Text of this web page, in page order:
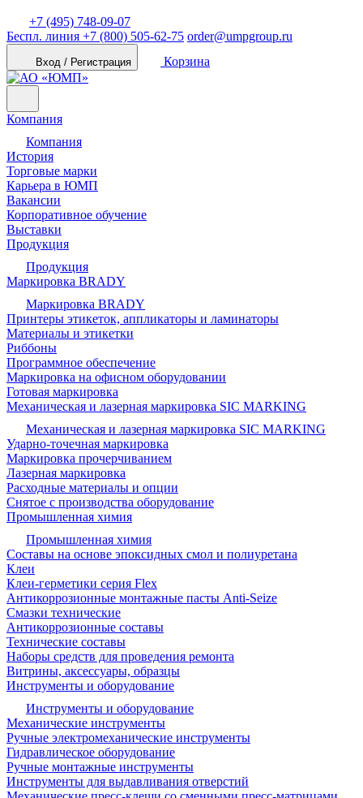
+7 (495) 748-09-07
Беспл. линия +7 (800) 505-62-75 order@umpgroup.ru
Вход / Регистрация Корзина
Компания
Компания
История
Торговые марки
Карьера в ЮМП
Вакансии
Корпоративное обучение
Выставки
Продукция
Продукция
Маркировка BRADY
Маркировка BRADY
Принтеры этикеток, аппликаторы и ламинаторы
Материалы и этикетки
Риббоны
Программное обеспечение
Маркировка на офисном оборудовании
Готовая маркировка
Механическая и лазерная маркировка SIC MARKING
Механическая и лазерная маркировка SIC MARKING
Ударно-точечная маркировка
Маркировка прочерчиванием
Лазерная маркировка
Расходные материалы и опции
Снятое с производства оборудование
Промышленная химия
Промышленная химия
Составы на основе эпоксидных смол и полиуретана
Клеи
Клеи-герметики серия Flex
Антикоррозионные монтажные пасты Anti-Seize
Смазки технические
Антикоррозионные составы
Технические составы
Наборы средств для проведения ремонта
Витрины, аксессуары, образцы
Инструменты и оборудование
Инструменты и оборудование
Механические инструменты
Ручные электромеханические инструменты
Гидравлическое оборудование
Ручные монтажные инструменты
Инструменты для выдавливания отверстий